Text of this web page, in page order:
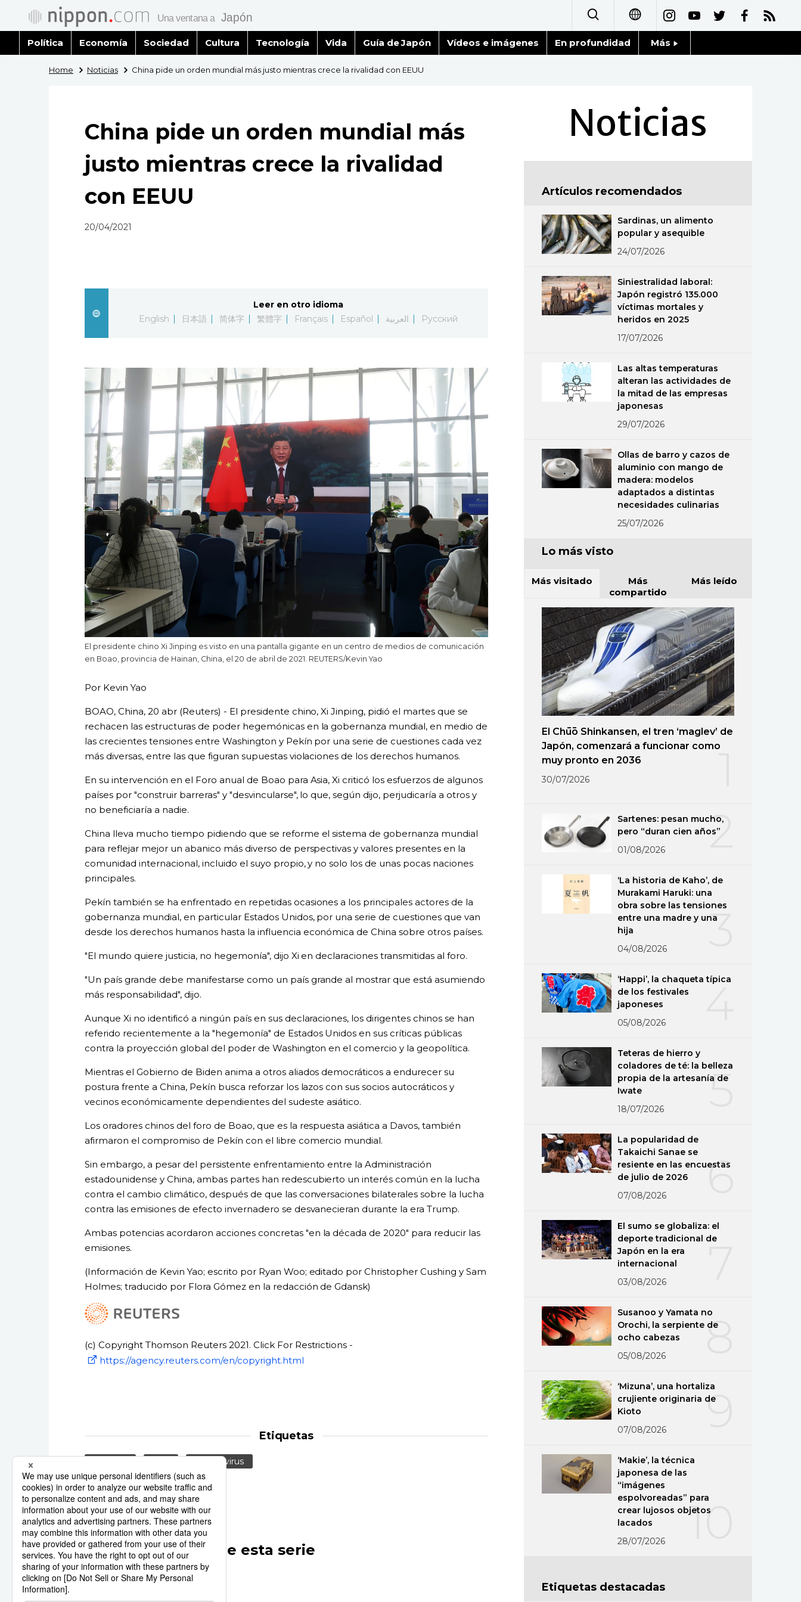
日本語
简体字
繁體字
العربية
Русский
Política Economía Sociedad Cultura Tecnología Vida Guía de Japón Vídeos e imágenes En profundidad Más
Fragmentos de Japón
Gente
Blog
Tokio
Avisos
Home Noticias China pide un orden mundial más justo mientras crece la rivalidad con EEUU
China pide un orden mundial más
justo mientras crece la rivalidad
con EEUU
20/04/2021
Leer en otro idioma
English
日本語 简体字 繁體字 Français Español العربية Русский
El presidente chino Xi Jinping es visto en una pantalla gigante en un centro de medios de comunicación
en Boao, provincia de Hainan, China, el 20 de abril de 2021. REUTERS/Kevin Yao
Por Kevin Yao
BOAO, China, 20 abr (Reuters) - El presidente chino, Xi Jinping, pidió el martes que se
rechacen las estructuras de poder hegemónicas en la gobernanza mundial, en medio de
las crecientes tensiones entre Washington y Pekín por una serie de cuestiones cada vez
más diversas, entre las que figuran supuestas violaciones de los derechos humanos.
En su intervención en el Foro anual de Boao para Asia, Xi criticó los esfuerzos de algunos
países por "construir barreras" y "desvincularse", lo que, según dijo, perjudicaría a otros y
no beneficiaría a nadie.
China lleva mucho tiempo pidiendo que se reforme el sistema de gobernanza mundial
para reflejar mejor un abanico más diverso de perspectivas y valores presentes en la
comunidad internacional, incluido el suyo propio, y no solo los de unas pocas naciones
principales.
Pekín también se ha enfrentado en repetidas ocasiones a los principales actores de la
gobernanza mundial, en particular Estados Unidos, por una serie de cuestiones que van
desde los derechos humanos hasta la influencia económica de China sobre otros países.
"El mundo quiere justicia, no hegemonía", dijo Xi en declaraciones transmitidas al foro.
"Un país grande debe manifestarse como un país grande al mostrar que está asumiendo
más responsabilidad", dijo.
Aunque Xi no identificó a ningún país en sus declaraciones, los dirigentes chinos se han
referido recientemente a la "hegemonía" de Estados Unidos en sus críticas públicas
contra la proyección global del poder de Washington en el comercio y la geopolítica.
Mientras el Gobierno de Biden anima a otros aliados democráticos a endurecer su
postura frente a China, Pekín busca reforzar los lazos con sus socios autocráticos y
vecinos económicamente dependientes del sudeste asiático.
Los oradores chinos del foro de Boao, que es la respuesta asiática a Davos, también
afirmaron el compromiso de Pekín con el libre comercio mundial.
Sin embargo, a pesar del persistente enfrentamiento entre la Administración
estadounidense y China, ambas partes han redescubierto un interés común en la lucha
contra el cambio climático, después de que las conversaciones bilaterales sobre la lucha
contra las emisiones de efecto invernadero se desvanecieran durante la era Trump.
Ambas potencias acordaron acciones concretas "en la década de 2020" para reducir las
emisiones.
(Información de Kevin Yao; escrito por Ryan Woo; editado por Christopher Cushing y Sam
Holmes; traducido por Flora Gómez en la redacción de Gdansk)
(c) Copyright Thomson Reuters 2021. Click For Restrictions -
https://agency.reuters.com/en/copyright.html
Etiquetas
Coronavirus
Otros artículos de esta serie
Noticias
Artículos recomendados
Sardinas, un alimento
popular y asequible
24/07/2026
Siniestralidad laboral:
Japón registró 135.000
víctimas mortales y
heridos en 2025
17/07/2026
Las altas temperaturas
alteran las actividades de
la mitad de las empresas
japonesas
29/07/2026
Ollas de barro y cazos de
aluminio con mango de
madera: modelos
adaptados a distintas
necesidades culinarias
25/07/2026
Lo más visto
Más visitado
Más
compartido
Más leído
El Chūō Shinkansen, el tren ‘maglev’ de
Japón, comenzará a funcionar como
muy pronto en 2036
30/07/2026
2
Sartenes: pesan mucho,
pero “duran cien años”
01/08/2026
3
‘La historia de Kaho’, de
Murakami Haruki: una
obra sobre las tensiones
entre una madre y una
hija
04/08/2026
4
‘Happi’, la chaqueta típica
de los festivales
japoneses
05/08/2026
5
Teteras de hierro y
coladores de té: la belleza
propia de la artesanía de
Iwate
18/07/2026
6
La popularidad de
Takaichi Sanae se
resiente en las encuestas
de julio de 2026
07/08/2026
El sumo se globaliza: el
deporte tradicional de
Japón en la era
internacional
03/08/2026
8
Susanoo y Yamata no
Orochi, la serpiente de
ocho cabezas
05/08/2026
9
‘Mizuna’, una hortaliza
crujiente originaria de
Kioto
07/08/2026
10
‘Makie’, la técnica
japonesa de las
“imágenes
espolvoreadas” para
crear lujosos objetos
lacados
28/07/2026
Etiquetas destacadas